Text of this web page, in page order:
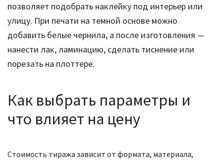
позволяет подобрать наклейку под интерьер или
улицу. При печати на темной основе можно
добавить белые чернила, а после изготовления —
нанести лак, ламинацию, сделать тиснение или
порезать на плоттере.
Как выбрать параметры и
что влияет на цену
Стоимость тиража зависит от формата, материала,